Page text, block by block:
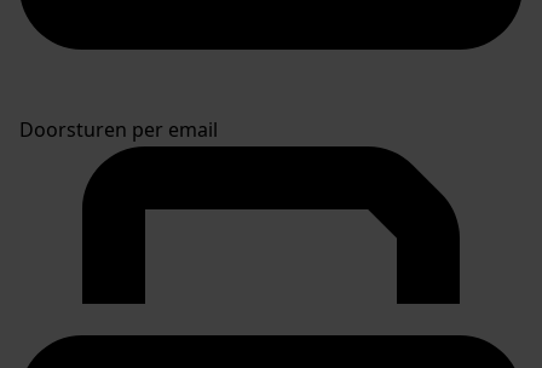
Doorsturen per email